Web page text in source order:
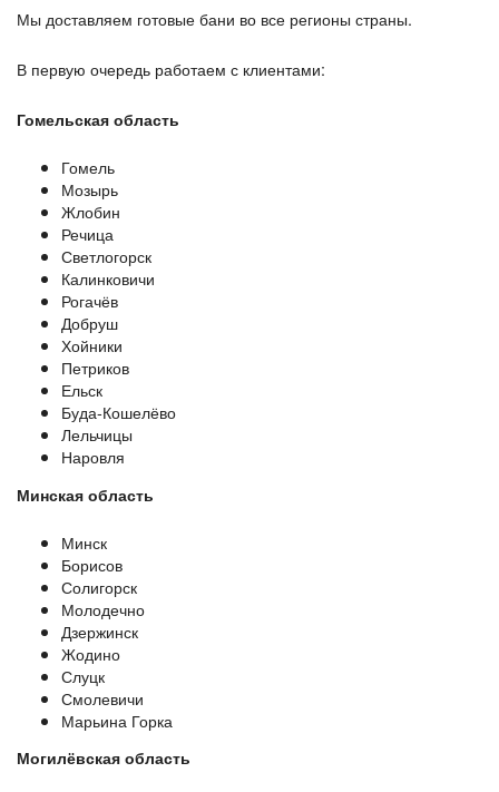
Мы доставляем готовые бани во все регионы страны.
В первую очередь работаем с клиентами:
Гомельская область
Гомель
Мозырь
Жлобин
Речица
Светлогорск
Калинковичи
Рогачёв
Добруш
Хойники
Петриков
Ельск
Буда-Кошелёво
Лельчицы
Наровля
Минская область
Минск
Борисов
Солигорск
Молодечно
Дзержинск
Жодино
Слуцк
Смолевичи
Марьина Горка
Могилёвская область